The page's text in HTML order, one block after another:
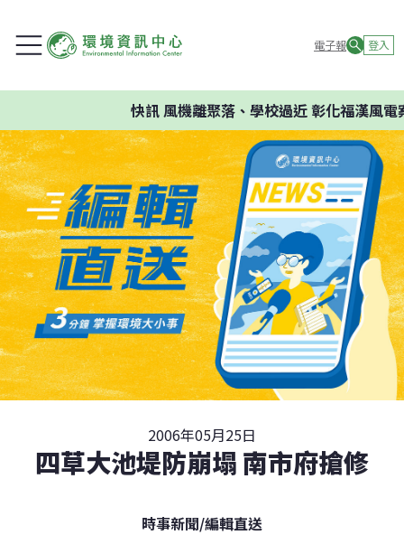
電子報 登入
快訊風機離聚落、學校過近 彰化福漢風電
2006年05月25日
四草大池堤防崩塌 南市府搶修
時事新聞/編輯直送